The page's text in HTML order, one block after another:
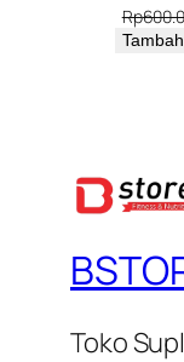
Rp
Toko